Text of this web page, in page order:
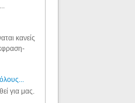
κανείς
για μας.